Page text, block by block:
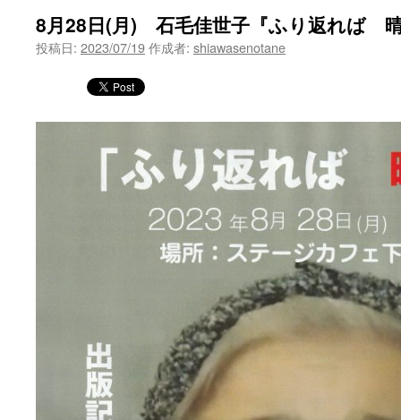
へ
8月28日(月) 石毛佳世子『ふり返れば
投稿日: 2023/07/19作成者: shiawasenotane